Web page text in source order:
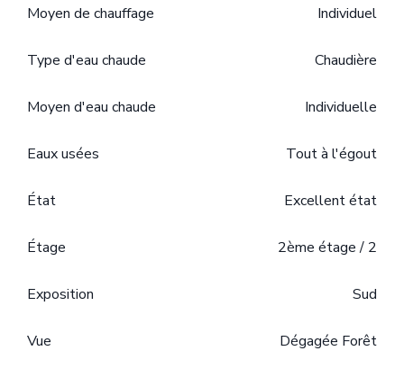
Moyen de chauffage Individuel
Type d'eau chaude Chaudière
Moyen d'eau chaude Individuelle
Eaux usées Tout à l'égout
État Excellent état
Étage 2ème étage / 2
Exposition Sud
Vue Dégagée Forêt